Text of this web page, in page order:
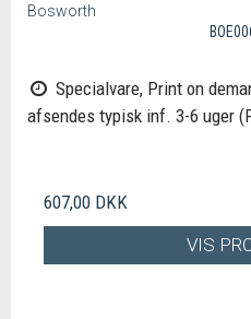
Bosworth
Specialvare, Print on
afsendes typisk inf. 3-6 uger
607,00 DKK
VIS